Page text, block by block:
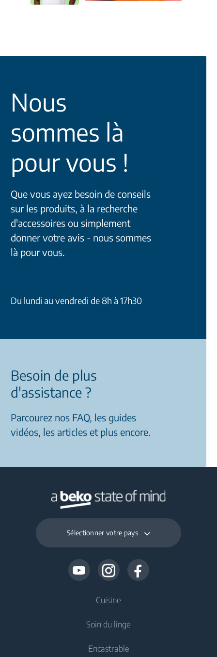
Nous
sommes là
pour vous !
Que vous ayez besoin de conseils
sur les produits, à la recherche
d'accessoires ou simplement
donner votre avis - nous sommes
là pour vous.
Du lundi au vendredi de 8h à 17h30
Besoin de plus
d'assistance ?
Parcourez nos FAQ, les guides
vidéos, les articles et plus encore.
Sélectionner votre pays
Cuisine
Réfrigérateur
Soin du linge
Encastrable